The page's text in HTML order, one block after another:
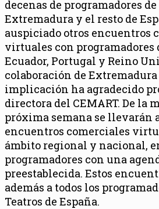
decenas de programadores
Extremadura y el resto de
auspiciado otros encuentros
virtuales con programadores
Ecuador, Portugal y Reino
colaboración de
implicación ha agradecido
directora del CEMART. De la
próxima semana se llevarán
encuentros comerciales
ámbito regional y nacional,
programadores con una
preestablecida. Estos
además a todos los
Teatros de España.